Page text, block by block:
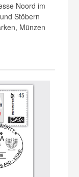
Noord im
Stöbern
Münzen